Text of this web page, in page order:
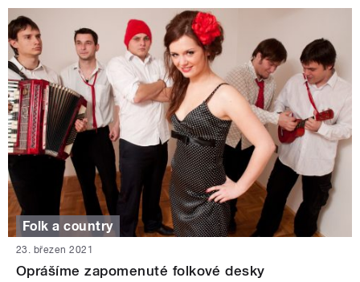
Folk a country
23. březen 2021
Oprášíme zapomenuté folkové desky